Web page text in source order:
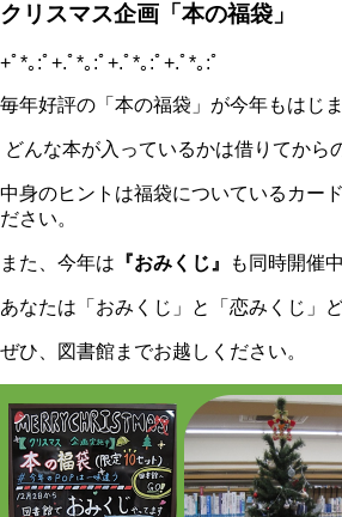
せ
クリスマス企画「本の福袋」
+ﾟ*｡:ﾟ+.ﾟ*｡:ﾟ+.ﾟ*｡:ﾟ+.ﾟ*｡:ﾟ
毎年好評の「本の福袋」が今年もはじま
どんな本が入っているかは借りてから
中身のヒントは福袋についているカー
ださい。
また、今年は 『おみくじ』 も同時開催
あなたは「おみくじ」と「恋みくじ」
ぜひ、図書館までお越しください。